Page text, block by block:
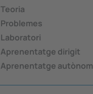
Teoria
Problemes
Laboratori
Aprenentatge dirigit
Aprenentatge autònom